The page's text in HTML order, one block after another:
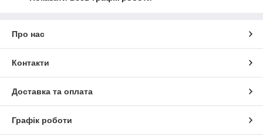
Про нас
Контакти
Доставка та оплата
Графік роботи